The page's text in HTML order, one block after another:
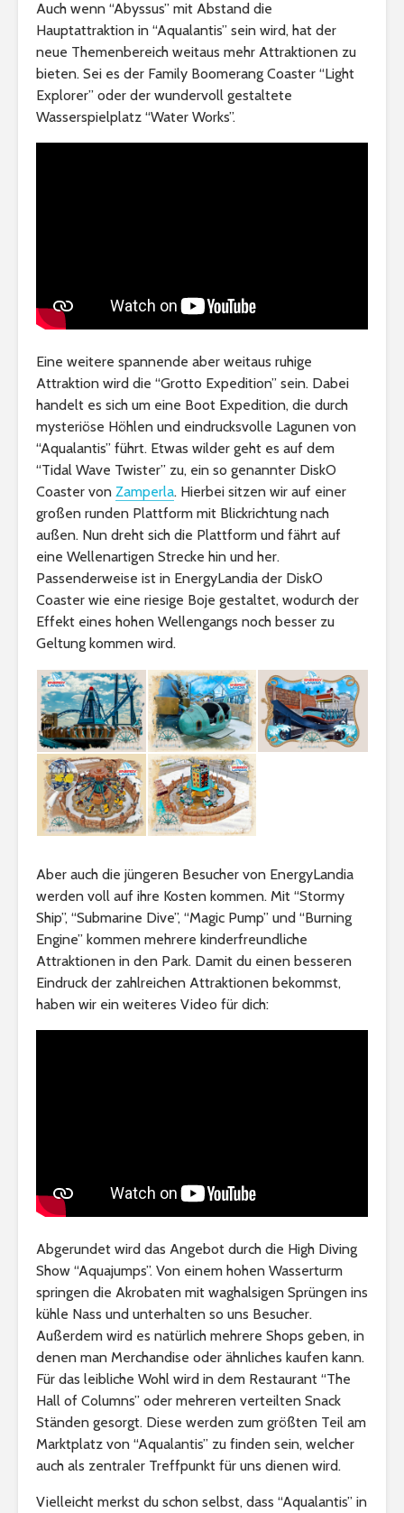
Auch wenn “Abyssus” mit Abstand die
Hauptattraktion in “Aqualantis” sein wird, hat der
neue Themenbereich weitaus mehr Attraktionen zu
bieten. Sei es der Family Boomerang Coaster “Light
Explorer” oder der wundervoll gestaltete
Wasserspielplatz “Water Works”.
Eine weitere spannende aber weitaus ruhige
Attraktion wird die “Grotto Expedition” sein. Dabei
handelt es sich um eine Boot Expedition, die durch
mysteriöse Höhlen und eindrucksvolle Lagunen von
“Aqualantis” führt. Etwas wilder geht es auf dem
“Tidal Wave Twister” zu, ein so genannter DiskO
Coaster von Zamperla. Hierbei sitzen wir auf einer
großen runden Plattform mit Blickrichtung nach
außen. Nun dreht sich die Plattform und fährt auf
eine Wellenartigen Strecke hin und her.
Passenderweise ist in EnergyLandia der DiskO
Coaster wie eine riesige Boje gestaltet, wodurch der
Effekt eines hohen Wellengangs noch besser zu
Geltung kommen wird.
Aber auch die jüngeren Besucher von EnergyLandia
werden voll auf ihre Kosten kommen. Mit “Stormy
Ship”, “Submarine Dive”, “Magic Pump” und “Burning
Engine” kommen mehrere kinderfreundliche
Attraktionen in den Park. Damit du einen besseren
Eindruck der zahlreichen Attraktionen bekommst,
haben wir ein weiteres Video für dich:
Abgerundet wird das Angebot durch die High Diving
Show “Aquajumps”. Von einem hohen Wasserturm
springen die Akrobaten mit waghalsigen Sprüngen ins
kühle Nass und unterhalten so uns Besucher.
Außerdem wird es natürlich mehrere Shops geben, in
denen man Merchandise oder ähnliches kaufen kann.
Für das leibliche Wohl wird in dem Restaurant “The
Hall of Columns” oder mehreren verteilten Snack
Ständen gesorgt. Diese werden zum größten Teil am
Marktplatz von “Aqualantis” zu finden sein, welcher
auch als zentraler Treffpunkt für uns dienen wird.
Vielleicht merkst du schon selbst, dass “Aqualantis” in